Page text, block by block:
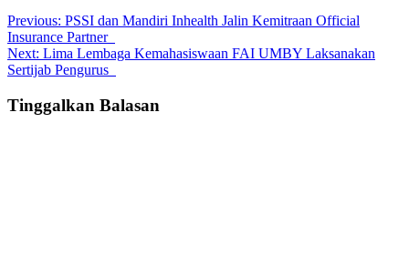
Post
navigation
Previous: PSSI dan Mandiri Inhealth Jalin Kemitraan Official
Insurance Partner
Next: Lima Lembaga Kemahasiswaan FAI UMBY Laksanakan
Sertijab Pengurus
Tinggalkan Balasan